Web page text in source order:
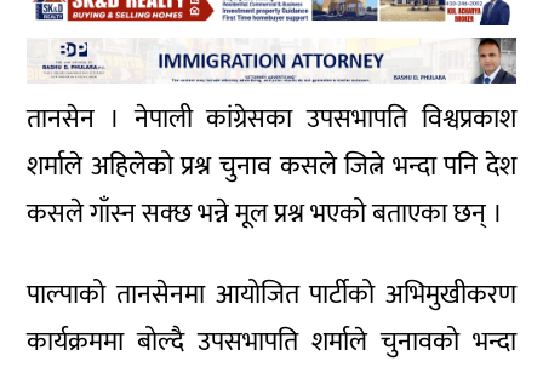
तानसेन । नेपाली कांग्रेसका उपसभापति विश्वप्रकाश
शर्माले अहिलेको प्रश्न चुनाव कसले जित्ने भन्दा पनि देश
कसले गाँस्न सक्छ भन्ने मूल प्रश्न भएको बताएका छन् ।
पाल्पाको तानसेनमा आयोजित पार्टीको अभिमुखीकरण
कार्यक्रममा बोल्दै उपसभापति शर्माले चुनावको भन्दा